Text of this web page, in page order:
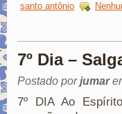
santo antônio
7º Dia –
Postado porjumar
7º DIA Ao